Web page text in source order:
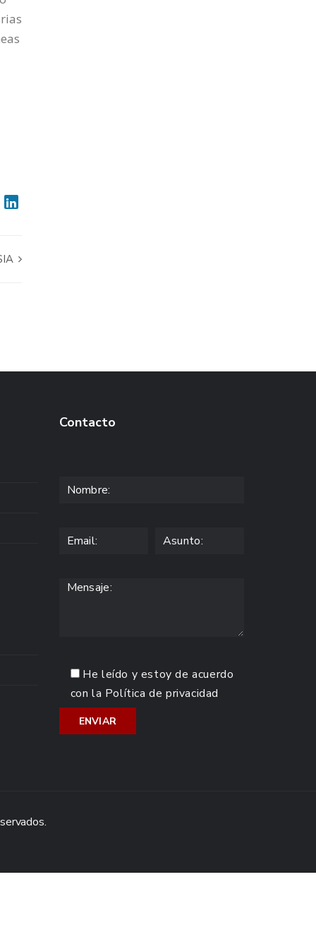
Contacto
He leído y estoy de acuerdo
con la Política de privacidad